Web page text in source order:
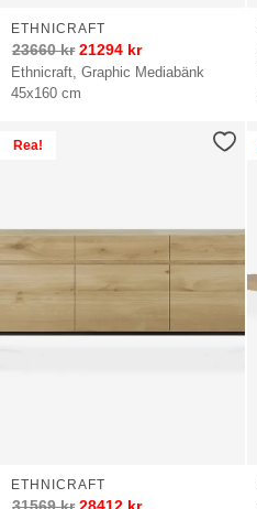
Ethnicraft, Graphic Mediabänk
45x160 cm
ETHNICRAFT
23660kr 21294 kr
Rea!
ETHNICRAFT